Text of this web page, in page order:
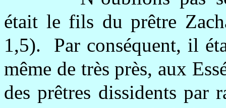
était le fils du prêtre
1,5). Par conséquent, il
même de très près, aux
des prêtres dissidents par